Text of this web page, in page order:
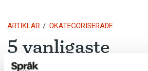
ARTIKLAR OKATEGORISERADE
5 vanligaste